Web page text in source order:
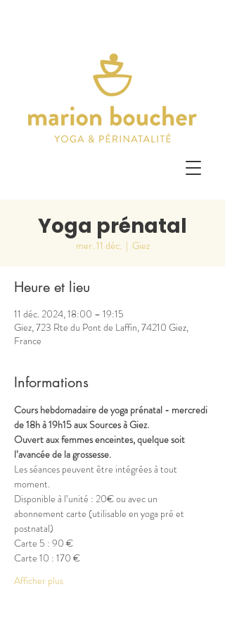
Yoga prénatal
mer. 11 déc.
  |
Giez
Heure et lieu
11 déc. 2024, 18:00 – 19:15
Giez, 723 Rte du Pont de Laffin, 74210 Giez,
France
Informations
Cours hebdomadaire de yoga prénatal - mercredi
de 18h à 19h15 aux Sources à Giez.
Ouvert aux femmes enceintes, quelque soit
l’avancée de la grossesse.
Les séances peuvent être intégrées à tout
moment.
Disponible à l’unité : 20€ ou avec un
abonnement carte (utilisable en yoga pré et
postnatal)
Carte 5 : 90 €
Carte 10 : 170 €
Afficher plus